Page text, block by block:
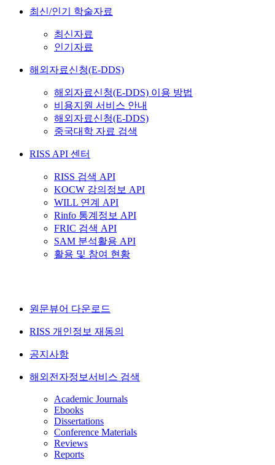
최신/인기 학술자료
최신자료
인기자료
해외자료신청(E-DDS)
해외자료신청(E-DDS) 이용 방법
비용지원 서비스 안내
해외자료신청(E-DDS)
중국대학 자료 검색
RISS API 센터
RISS 검색 API
KOCW 강의정보 API
WILL 연계 API
Rinfo 통계정보 API
FRIC 검색 API
SAM 분석활용 API
활용 및 참여 현황
원문뷰어 다운로드
RISS 개인정보 재동의
공지사항
해외전자정보서비스 검색
Academic Journals
Ebooks
Dissertations
Conference Materials
Reviews
Reports